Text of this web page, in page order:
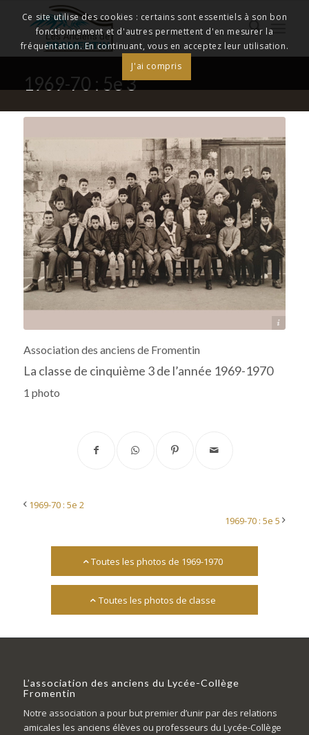
1969-70 : 5e 3
Association des anciens de Fromentin
La classe de cinquième 3 de l’année 1969-1970
1 photo
1969-70 : 5e 2
1969-70 : 5e 5
Toutes les photos de 1969-1970
Toutes les photos de classe
L’association des anciens du Lycée-Collège
Fromentin
Notre association a pour but premier d’unir par des relations
amicales les anciens élèves ou professeurs du Lycée-Collège
Ce site utilise des cookies : certains sont essentiels à son bon
fonctionnement et d'autres permettent d'en mesurer la
fréquentation. En continuant, vous en acceptez leur utilisation.
J'ai compris